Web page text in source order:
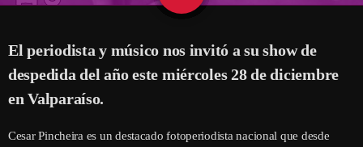
El periodista y músico nos invitó a su show de
despedida del año este miércoles 28 de diciembre
en Valparaíso.
Cesar Pincheira es un destacado fotoperiodista nacional que desde